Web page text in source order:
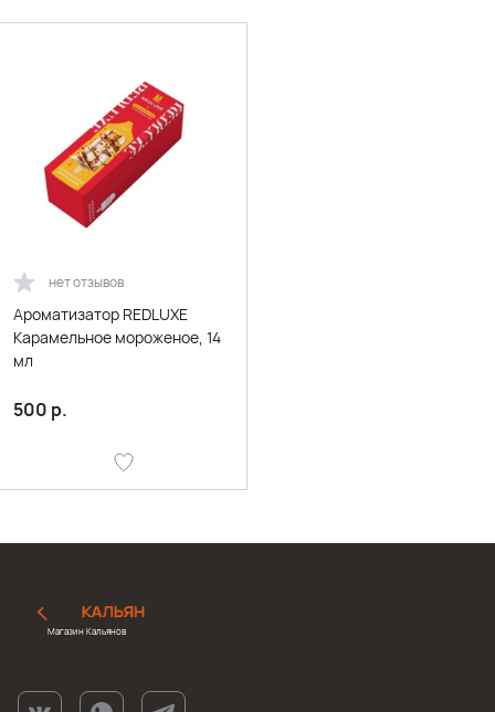
нет отзывов
Ароматизатор REDLUXE
Карамельное мороженое, 14
мл
500 р.
Магазин Кальянов